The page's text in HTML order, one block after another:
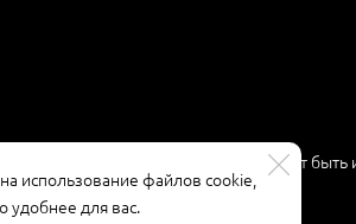
использование файлов cookie,
удобнее для вас.
информационный характер и может